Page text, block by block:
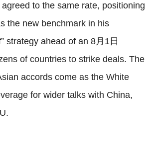
to the same rate, positioning
the new benchmark in his
strategy ahead of an 8月1日
of countries to strike deals. The
accords come as the White
for wider talks with China,